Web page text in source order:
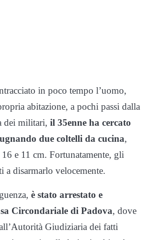
in poco tempo l’uomo,
abitazione, a pochi passi dalla
dei militari, il 35enne ha cercato
due coltelli da cucina,
e 11 cm. Fortunatamente, gli
a disarmarlo velocemente.
è stato arrestato e
Circondariale di Padova, dove
Giudiziaria dei fatti